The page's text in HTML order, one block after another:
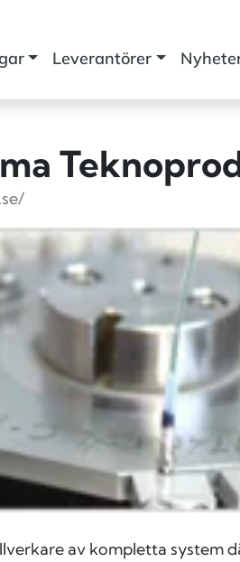
Leverantörer
av kompletta system